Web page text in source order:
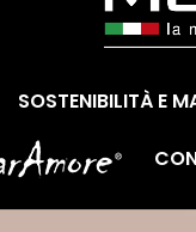
SOSTENIBILITÀ E